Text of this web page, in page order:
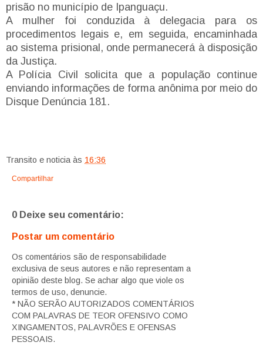
prisão no município de Ipanguaçu.
A mulher foi conduzida à delegacia para os
procedimentos legais e, em seguida, encaminhada
ao sistema prisional, onde permanecerá à disposição
da Justiça.
A Polícia Civil solicita que a população continue
enviando informações de forma anônima por meio do
Disque Denúncia 181.
Transito e noticia às 16:36
Compartilhar
0 Deixe seu comentário:
Postar um comentário
Os comentários são de responsabilidade
exclusiva de seus autores e não representam a
opinião deste blog. Se achar algo que viole os
termos de uso, denuncie.
* NÃO SERÃO AUTORIZADOS COMENTÁRIOS
COM PALAVRAS DE TEOR OFENSIVO COMO
XINGAMENTOS, PALAVRÕES E OFENSAS
PESSOAIS.